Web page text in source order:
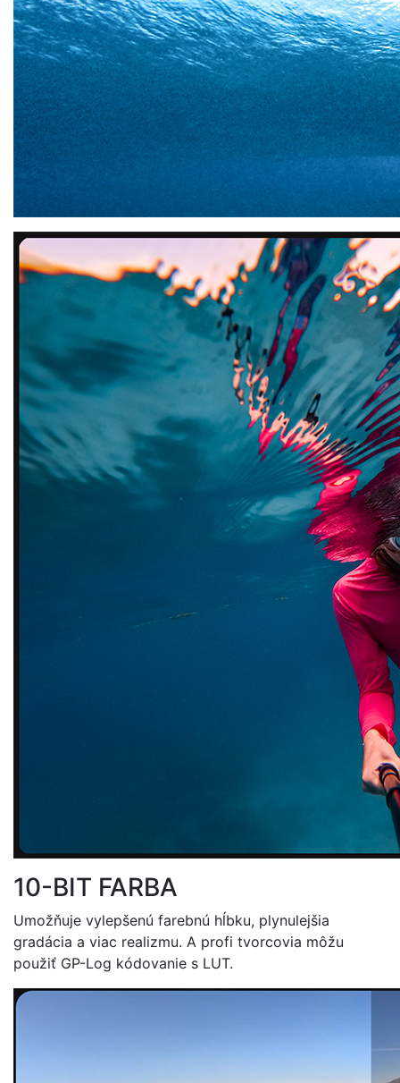
10-BIT FARBA
Umožňuje vylepšenú farebnú hĺbku, plynulejšia
gradácia a viac realizmu. A profi tvorcovia môžu
použiť GP-Log kódovanie s LUT.